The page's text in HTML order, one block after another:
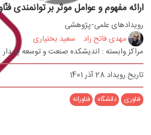
ارائه مفهوم و عوامل موثر بر توانمندی
رویدادهای علمی-پژوهشی
مهدی فاتح راد
سعید بختیاری
مراکز وابسته : اندیشکده صنعت و توسعه پایدار
تاریخ رویداد 28 آذر 1401
فناوری دانشگاه فناورانه